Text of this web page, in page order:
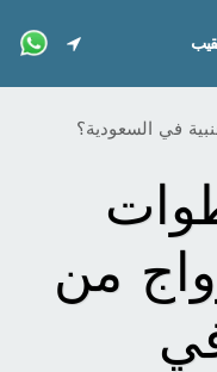
في السعودية؟
من